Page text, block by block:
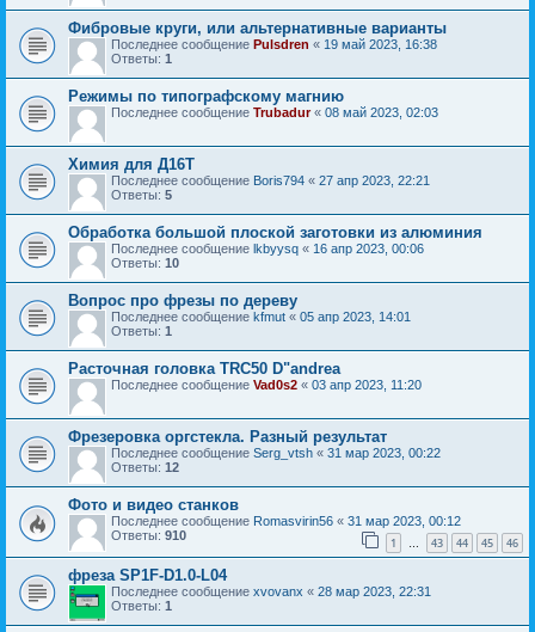
Фибровые круги, или альтернативные варианты
Последнее сообщение Pulsdren « 19 май 2023, 16:38
Ответы: 1
Режимы по типографскому магнию
Последнее сообщение Trubadur« 08 май 2023, 02:03
Химия для Д16Т
Последнее сообщение Boris794 « 27 апр 2023, 22:21
Ответы: 5
Обработка большой плоской заготовки из алюминия
Последнее сообщение lkbyysq « 16 апр 2023, 00:06
Ответы: 10
Вопрос про фрезы по дереву
Последнее сообщение kfmut « 05 апр 2023, 14:01
Ответы: 1
Расточная головка TRC50 D"andrea
Последнее сообщение Vad0s2 « 03 апр 2023, 11:20
Фрезеровка оргстекла. Разный результат
Последнее сообщение Serg_vtsh « 31 мар 2023, 00:22
Ответы: 12
Фото и видео станков
Последнее сообщение Romasvirin56 « 31 мар 2023, 00:12
Ответы: 910 1 … 43 44 45 46
фреза SP1F-D1.0-L04
Последнее сообщение xvovanx « 28 мар 2023, 22:31
Ответы: 1